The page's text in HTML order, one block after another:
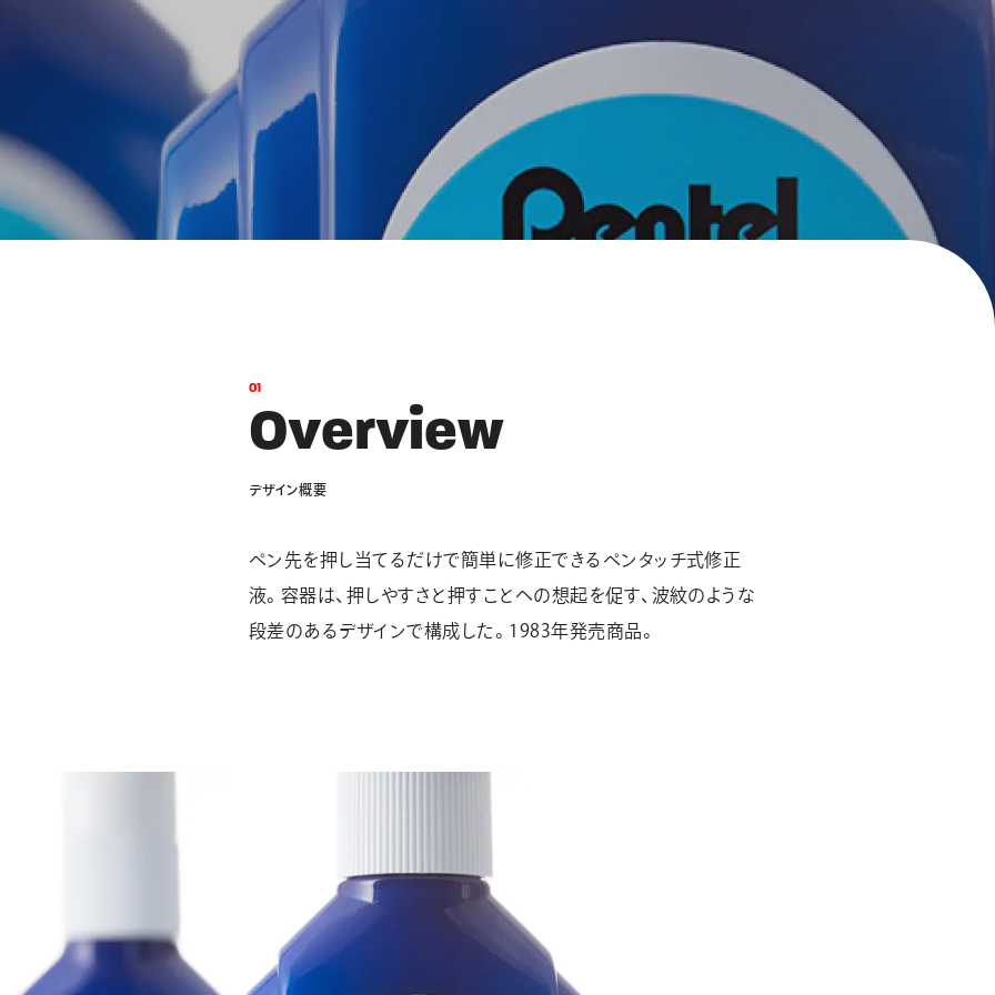
ホーム
01
Overview
デザイン概要
ペン先を押し当てるだけで簡単に修正できるペンタッチ式修正
液。容器は、押しやすさと押すことへの想起を促す、波紋のような
段差のあるデザインで構成した。1983年発売商品。